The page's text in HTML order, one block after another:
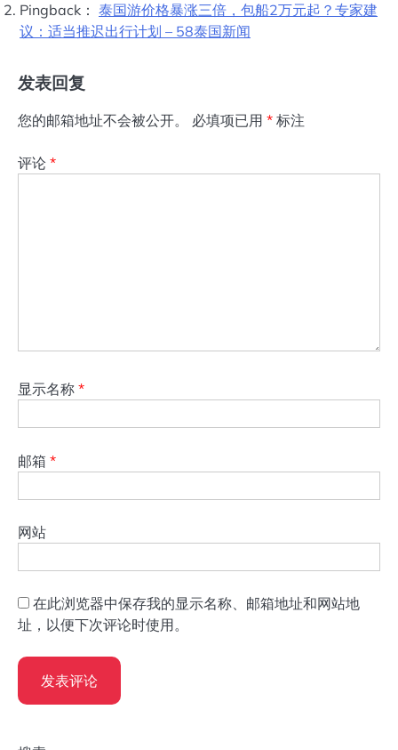
Pingback： 泰国游价格暴涨三倍，包船2万元起？专家建
议：适当推迟出行计划 – 58泰国新闻
发表回复
您的邮箱地址不会被公开。 必填项已用 * 标注
评论 *
显示名称 *
邮箱 *
网站
在此浏览器中保存我的显示名称、邮箱地址和网站地
址，以便下次评论时使用。